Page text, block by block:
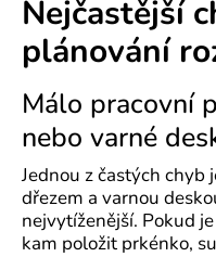
Nejčastější
plánování
Málo pracovní
nebo varné
Jednou z častých chyb
dřezem a varnou
nejvytíženější. Pokud
kam položit prkénko,